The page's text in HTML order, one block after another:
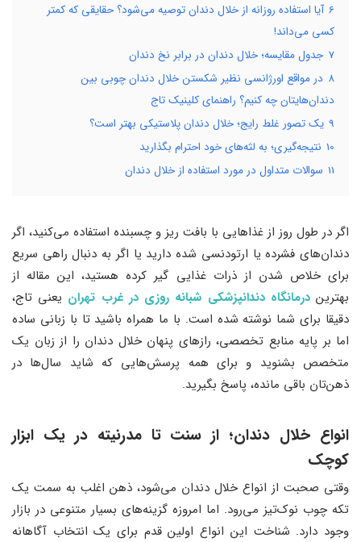
6 آیا استفاده روزانه از خلال دندان توصیه می‌شود؟ حقایقی که کمتر
کسی می‌داند!
7 جدول مقایسه؛ خلال دندان در برابر نخ دندان
8 در مواقع اورژانسی نظیر شکستن خلال دندان چوبی بین
دندان‌هایتان چه کنیم؟ راهنمای کلینیک تاج
9 یک تصور غلط رایج؛ خلال دندان پلاستیکی بهتر است؟
10 نتیجه‌گیری؛ به لثه‌های خود احترام بگذارید
11 سوالات متداول در مورد استفاده از خلال دندان
اگر در طول روز از غذاهایی با بافت ریز و چسبنده استفاده می‌کنید، اگر
دندان‌های فشرده یا ارتودنسی شده دارید یا اگر به دنبال راهی سریع
برای خلاص شدن از ذرات غذایی گیر کرده هستید، این مقاله از
بهتریندرمانگاه دندانپزشکی شبانه روزی در غرب تهران یعنی تاج،
دقیقا برای شما نوشته شده است. با ما همراه باشید تا با زبانی ساده
اما بر پایه منابع تخصصی، رازهای پنهان خلال دندان را از زبان یک
متخصص بشنوید و برای همه پرسش‌هایی که شاید سال‌ها در
ذهن‌تان باقی مانده، پاسخ بگیرید.
انواع خلال دندان؛ از سنت تا مدرنیته در یک ابزار
کوچک
وقتی صحبت از انواع خلال دندان می‌شود، ذهن اغلب به سمت یک
تکه چوب نوک‌تیز می‌رود. اما امروزه گزینه‌های بسیار متنوعی در بازار
وجود دارد. شناخت این انواع اولین قدم برای یک انتخاب آگاهانه